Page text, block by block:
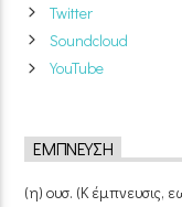
Twitter
Soundcloud
YouTube
ΈΜΠΝΕΥΣΗ
(η) ουσ. (Κ έμπνευσις,